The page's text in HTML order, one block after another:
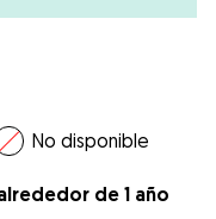
No disponible
de 1 año